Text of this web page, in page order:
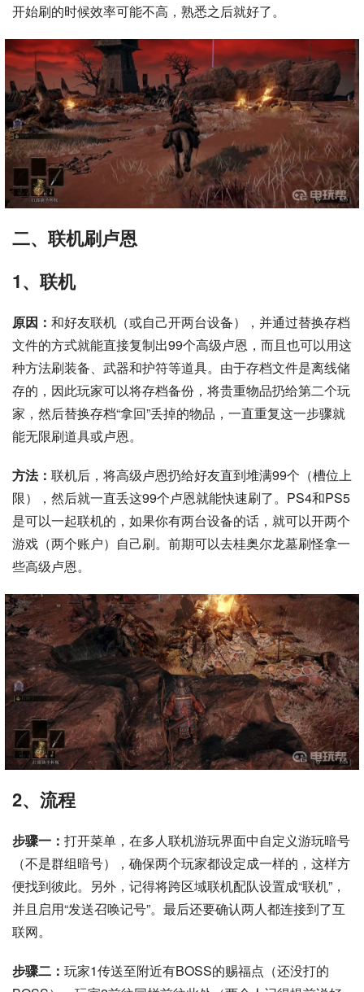
开始刷的时候效率可能不高，熟悉之后就好了。
二、联机刷卢恩
1、联机
原因： 和好友联机（或自己开两台设备），并通过替换存档
文件的方式就能直接复制出99个高级卢恩，而且也可以用这
种方法刷装备、武器和护符等道具。由于存档文件是离线储
存的，因此玩家可以将存档备份，将贵重物品扔给第二个玩
家，然后替换存档“拿回”丢掉的物品，一直重复这一步骤就
能无限刷道具或卢恩。
方法： 联机后，将高级卢恩扔给好友直到堆满99个（槽位上
限），然后就一直丢这99个卢恩就能快速刷了。PS4和PS5
是可以一起联机的，如果你有两台设备的话，就可以开两个
游戏（两个账户）自己刷。前期可以去桂奥尔龙墓刷怪拿一
些高级卢恩。
2、流程
步骤一： 打开菜单，在多人联机游玩界面中自定义游玩暗号
（不是群组暗号），确保两个玩家都设定成一样的，这样方
便找到彼此。另外，记得将跨区域联机配队设置成“联机”，
并且启用“发送召唤记号”。最后还要确认两人都连接到了互
联网。
步骤二： 玩家1传送至附近有BOSS的赐福点（还没打的